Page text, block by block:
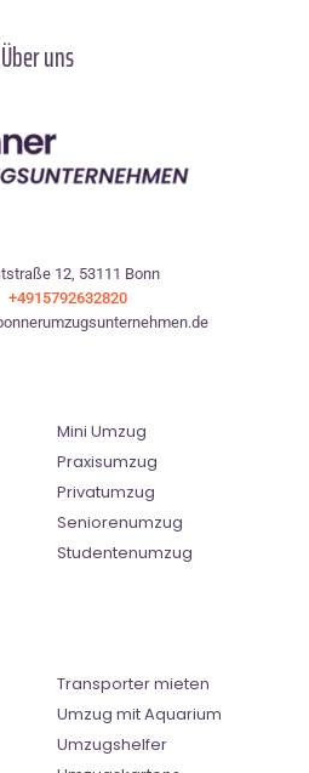
Über uns
12, 53111 Bonn
+4915792632820
Mini Umzug
Praxisumzug
Privatumzug
Seniorenumzug
Studentenumzug
Transporter mieten
Umzug mit Aquarium
Umzugshelfer